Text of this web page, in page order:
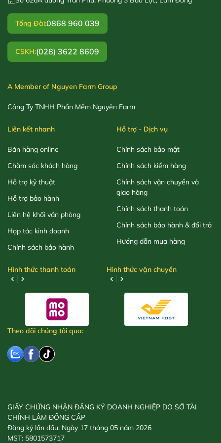
Tổng Đài:0868 960 039
CSKH:(028) 3622 8609
A Member of Nguyen Farm Group
Công Ty TNHH Phần Mềm Nguyên Farm
Liên kết nhanh
Bán hàng online
Chăm sóc khách hàng
Hỗ trợ kỹ thuật
Hỗ trợ bảo hành
Liên hệ khối văn phòng
Hợp tác kinh doanh
Chính sách bảo hành
Hỗ trợ - Dịch vụ
Chính sách bảo mật
Chính sách kiểm hàng
Chính sách vận chuyển và
giao hàng
Chính sách thanh toán
Chính sách bảo hành & đổi trả
Hướng dẫn mua hàng
Hình thức thanh toán Hình thức vận chuyển
Theo dõi chúng tôi qua:
GIẤY CHỨNG NHẬN ĐĂNG KÝ DOANH NGHIỆP DO SỞ TÀI
CHÍNH LÂM ĐỒNG CẤP
Đăng ký lần đầu: Ngày 17 tháng 05 năm 2026
MST: 5801573717